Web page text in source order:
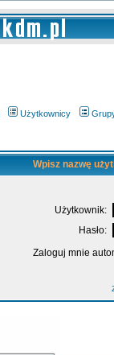
Użytkownicy
Wpisz nazwę
Użytkownik:
Hasło:
Zaloguj mnie